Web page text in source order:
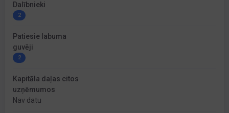
Dalībnieki
2
Patiesie labuma
guvēji
2
Kapitāla daļas citos
uzņēmumos
Nav datu